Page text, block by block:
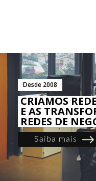
Desde 2008
CRIAMOS
E AS
REDES DE
Saiba mais